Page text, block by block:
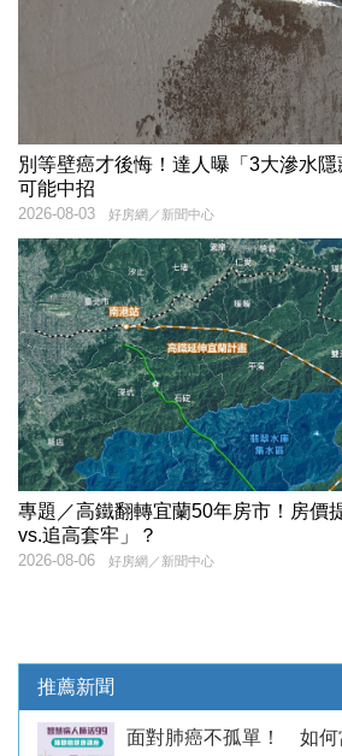
別等壁癌才後悔！達人曝「3大滲水
可能中招
好房網／新聞中心
2026-08-03
專題／高鐵翻轉宜蘭50年房市！房價
vs.追高套牢」？
好房網／新聞中心
2026-08-06
推薦新聞
面對肺癌不孤單！ 如何